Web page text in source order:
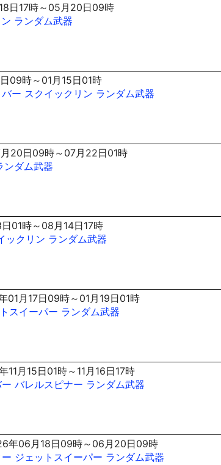
日17時～05月20日09時
ランダム武器
09時～01月15日01時
ー スクイックリン ランダム武器
20日09時～07月22日01時
ンダム武器
01時～08月14日17時
ックリン ランダム武器
月17日09時～01月19日01時
スイーパー ランダム武器
月15日01時～11月16日17時
バレルスピナー ランダム武器
年06月18日09時～06月20日09時
ジェットスイーパー ランダム武器